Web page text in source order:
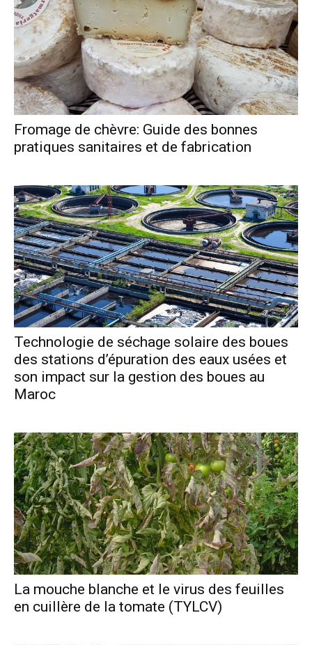
Fromage de chèvre: Guide des bonnes
pratiques sanitaires et de fabrication
Technologie de séchage solaire des boues
des stations d’épuration des eaux usées et
son impact sur la gestion des boues au
Maroc
La mouche blanche et le virus des feuilles
en cuillère de la tomate (TYLCV)